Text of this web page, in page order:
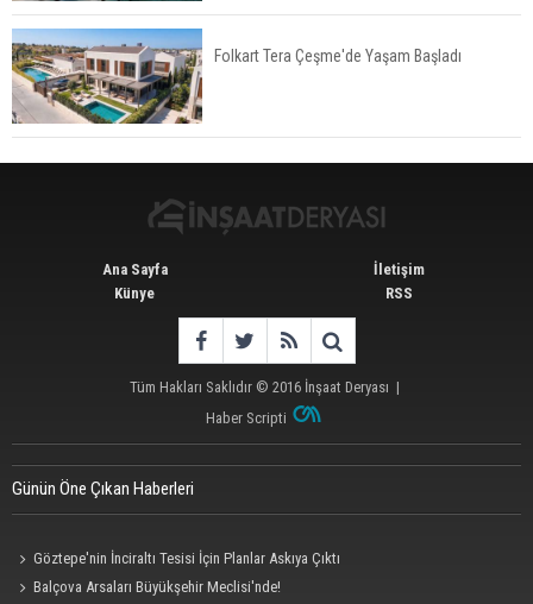
Tercih Döneminde Barınma Telaşı Başladı
Folkart Tera Çeşme'de Yaşam Başladı
Ana Sayfa
Künye
İletişim
RSS
Tüm Hakları Saklıdır © 2016 İnşaat Deryası |
Haber Scripti
Günün Öne Çıkan Haberleri
Göztepe'nin İnciraltı Tesisi İçin Planlar Askıya Çıktı
Balçova Arsaları Büyükşehir Meclisi'nde!